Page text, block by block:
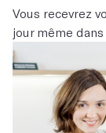
Vous recevrez
jour même